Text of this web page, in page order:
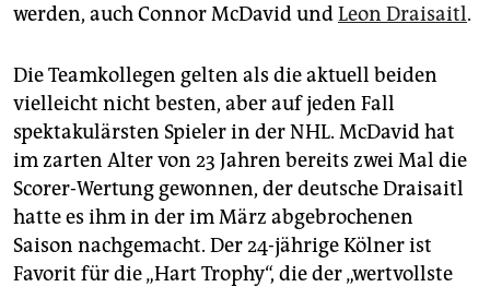
werden, auch Connor McDavid undLeon Draisaitl.
Die Teamkollegen gelten als die aktuell beiden
vielleicht nicht besten, aber auf jeden Fall
spektakulärsten Spieler in der NHL. McDavid hat
im zarten Alter von 23 Jahren bereits zwei Mal die
Scorer-Wertung gewonnen, der deutsche Draisaitl
hatte es ihm in der im März abgebrochenen
Saison nachgemacht. Der 24-jährige Kölner ist
Favorit für die „Hart Trophy“, die der „wertvollste